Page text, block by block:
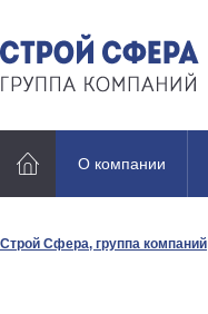
О компании
Строй Сфера, группа компаний